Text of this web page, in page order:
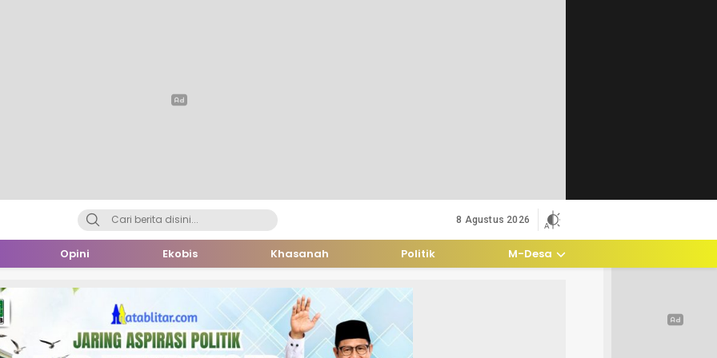
8 Agustus 2026
Opini Ekobis Khasanah Politik M-Desa